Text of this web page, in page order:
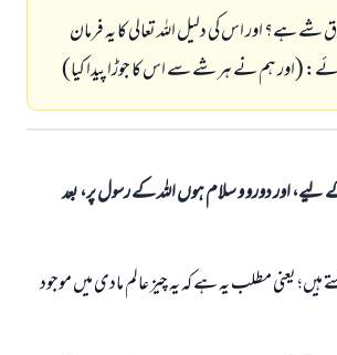
شے ہے؟ اور اس کی دلیل اللہ تعالی کا یہ فرمان
(اور ہم نے ہر شے سے اس کا جوڑا پیدا کیا)
کے لیے، اور دورو و سلام ہوں اللہ کے رسول پر، بعد
ہیں؛ یعنی مطلب یہ ہے کہ یہ چیز عالم مادی میں موجود